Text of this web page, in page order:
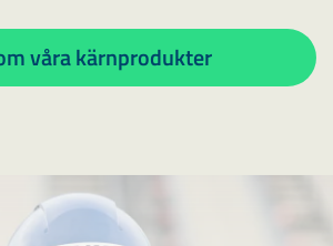
våra kärnprodukter